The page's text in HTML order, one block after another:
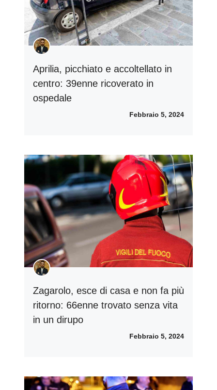
Aprilia, picchiato e accoltellato in
centro: 39enne ricoverato in
ospedale
Febbraio 5, 2024
Zagarolo, esce di casa e non fa più
ritorno: 66enne trovato senza vita
in un dirupo
Febbraio 5, 2024